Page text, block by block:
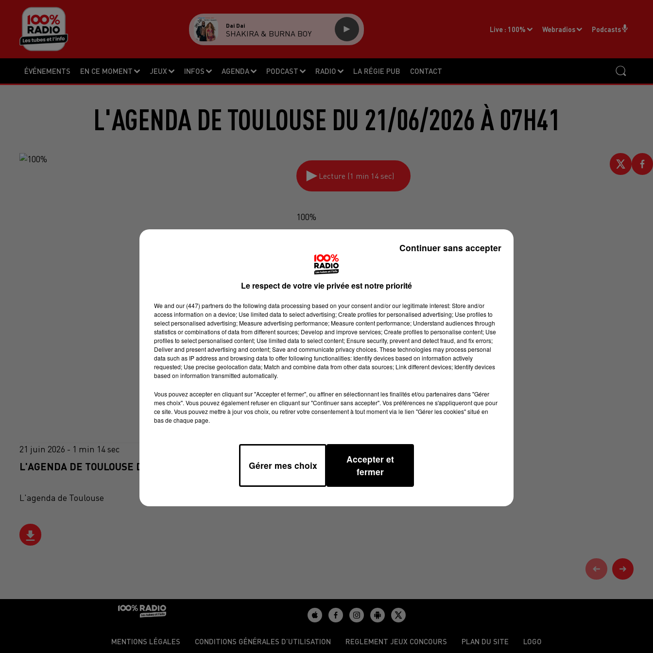
ÉVÉNEMENTS EN CE MOMENT JEUX INFOS AGENDA PODCAST RADIO LA RÉGIE PUB CONTACT
Live : 100% Webradios Podcasts
Dai Dai
SHAKIRA & BURNA BOY
L'AGENDA DE TOULOUSE DU 21/06/2026 À 07H41
Lecture (1 min 14 sec)
100%
21 juin 2026 - 1 min 14 sec
L'AGENDA DE TOULOUSE DU 21/06/2026 À 07H41
L'agenda de Toulouse
MENTIONS LÉGALES CONDITIONS GÉNÉRALES D’UTILISATION REGLEMENT JEUX CONCOURS PLAN DU SITE LOGO
Le respect de votre vie privée est notre priorité
We and our (447) partnersdo the following data processing based on your consent and/or our legitimate interest: Store and/or
access information on a device; Use limited data to select advertising; Create profiles for personalised advertising; Use profiles to
select personalised advertising; Measure advertising performance; Measure content performance; Understand audiences through
statistics or combinations of data from different sources; Develop and improve services; Create profiles to personalise content; Use
profiles to select personalised content; Use limited data to select content; Ensure security, prevent and detect fraud, and fix errors;
Deliver and present advertising and content; Save and communicate privacy choices. These technologies may process personal
data such as IP address and browsing data to offer following functionalities: Identify devices based on information actively
requested; Use precise geolocation data; Match and combine data from other data sources; Link different devices; Identify devices
based on information transmitted automatically.
Vous pouvez accepter en cliquant sur "Accepter et fermer", ou affiner en sélectionnant les finalités et/ou partenaires dans "Gérer
mes choix". Vous pouvez également refuser en cliquant sur "Continuer sans accepter". Vos préférences ne s'appliqueront que pour
ce site. Vous pouvez mettre à jour vos choix, ou retirer votre consentement à tout moment via le lien "Gérer les cookies" situé en
bas de chaque page.
Gérer mes choix
Accepter et
fermer
Continuer sans accepter